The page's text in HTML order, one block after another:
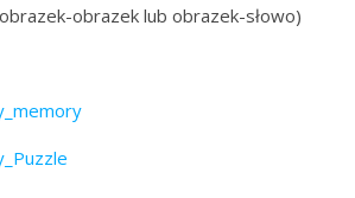
obrazek lub obrazek-słowo)